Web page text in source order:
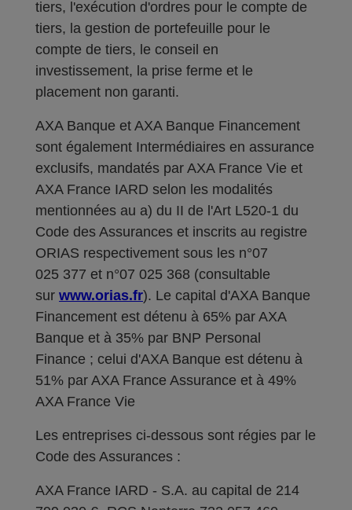
tiers, l'exécution d'ordres pour le compte de
tiers, la gestion de portefeuille pour le
compte de tiers, le conseil en
investissement, la prise ferme et le
placement non garanti.
AXA Banque et AXA Banque Financement
sont également Intermédiaires en assurance
exclusifs, mandatés par AXA France Vie et
AXA France IARD selon les modalités
mentionnées au a) du II de l'Art L520-1 du
Code des Assurances et inscrits au registre
ORIAS respectivement sous les n°07
025 377 et n°07 025 368 (consultable
sur www.orias.fr). Le capital d'AXA Banque
Financement est détenu à 65% par AXA
Banque et à 35% par BNP Personal
Finance ; celui d'AXA Banque est détenu à
51% par AXA France Assurance et à 49%
AXA France Vie
Les entreprises ci-dessous sont régies par le
Code des Assurances :
AXA France IARD - S.A. au capital de 214